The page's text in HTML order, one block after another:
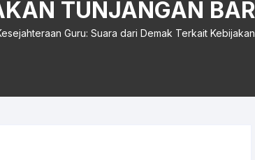
TUNJANGAN
Guru: Suara dari Demak Terkait